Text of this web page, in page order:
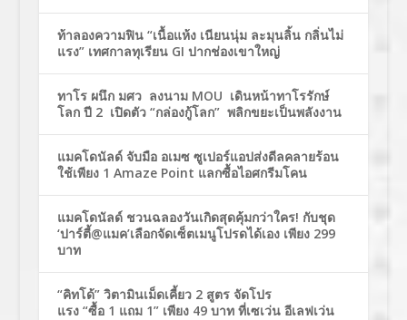
ท้าลองความฟิน “เนื้อแห้ง เนียนนุ่ม ละมุนลิ้น กลิ่นไม่
แรง” เทศกาลทุเรียน GI ปากช่องเขาใหญ่
ทาโร ผนึก มศว ลงนาม MOU เดินหน้าทาโรรักษ์
โลก ปี 2 เปิดตัว “กล่องกู้โลก” พลิกขยะเป็นพลังงาน
แมคโดนัลด์ จับมือ อเมซ ซูเปอร์แอปส่งดีลคลายร้อน
ใช้เพียง 1 Amaze Point แลกซื้อไอศกรีมโคน
แมคโดนัลด์ ชวนฉลองวันเกิดสุดคุ้มกว่าใคร! กับชุด
‘ปาร์ตี้@แมค’เลือกจัดเซ็ตเมนูโปรดได้เอง เพียง 299
บาท
“คิทโด้” วิตามินเม็ดเคี้ยว 2 สูตร จัดโปร
แรง “ซื้อ 1 แถม 1” เพียง 49 บาท ที่เซเว่น อีเลฟเว่น